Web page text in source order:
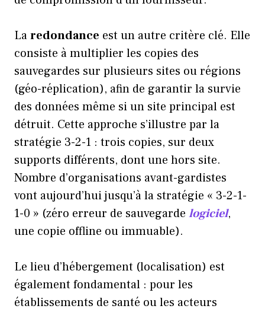
Laredondance est un autre critère clé. Elle
consiste à multiplier les copies des
sauvegardes sur plusieurs sites ou régions
(géo-réplication), afin de garantir la survie
des données même si un site principal est
détruit. Cette approche s’illustre par la
stratégie 3-2-1 : trois copies, sur deux
supports différents, dont une hors site.
Nombre d’organisations avant-gardistes
vont aujourd’hui jusqu’à la stratégie « 3-2-1-
1-0 » (zéro erreur de sauvegarde logiciel,
une copie offline ou immuable).
Le lieu d’hébergement (localisation) est
également fondamental : pour les
établissements de santé ou les acteurs